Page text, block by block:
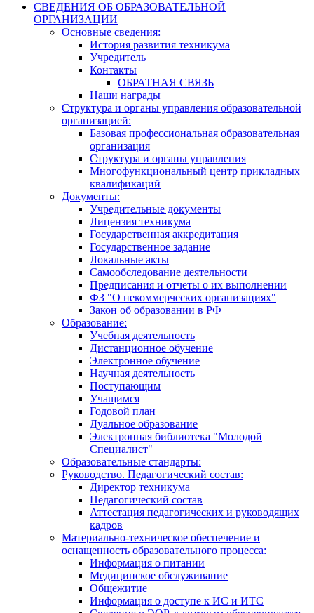
СВЕДЕНИЯ ОБ ОБРАЗОВАТЕЛЬНОЙ
ОРГАНИЗАЦИИ
Основные сведения:
История развития техникума
Учредитель
Контакты
ОБРАТНАЯ СВЯЗЬ
Наши награды
Структура и органы управления образовательной
организацией:
Базовая профессиональная образовательная
организация
Структура и органы управления
Многофункциональный центр прикладных
квалификаций
Документы:
Учредительные документы
Лицензия техникума
Государственная аккредитация
Государственное задание
Локальные акты
Самообследование деятельности
Предписания и отчеты о их выполнении
ФЗ "О некоммерческих организациях"
Закон об образовании в РФ
Образование:
Учебная деятельность
Дистанционное обучение
Электронное обучение
Научная деятельность
Поступающим
Учащимся
Годовой план
Дуальное образование
Электронная библиотека "Молодой
Специалист"
Образовательные стандарты:
Руководство. Педагогический состав:
Директор техникума
Педагогический состав
Аттестация педагогических и руководящих
кадров
Материально-техническое обеспечение и
оснащенность образовательного процесса:
Информация о питании
Медицинское обслуживание
Общежитие
Информация о доступе к ИС и ИТС